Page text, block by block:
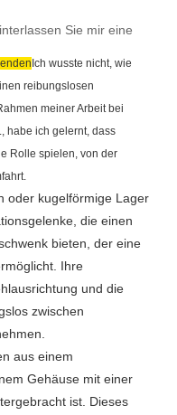
Sie mir eine
Ich wusste nicht, wie
reibungslosen
meiner Arbeit bei
habe ich gelernt, dass
Rolle spielen, von der
oder kugelförmige Lager
die einen
bieten, der eine
Ihre
und die
zwischen
aus einem
Gehäuse mit einer
ist. Dieses